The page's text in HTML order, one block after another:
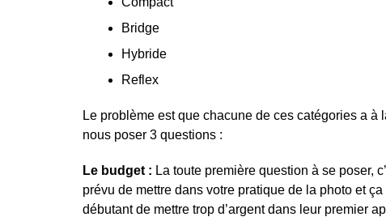
Bridge
Hybride
Reflex
Le problème est que chacune de ces catégories a
nous poser 3 questions :
Le budget : La toute première question à se poser,
prévu de mettre dans votre pratique de la photo et
débutant de mettre trop d’argent dans leur premier